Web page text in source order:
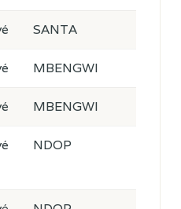
SANTA
MBENGWI
MBENGWI
NDOP